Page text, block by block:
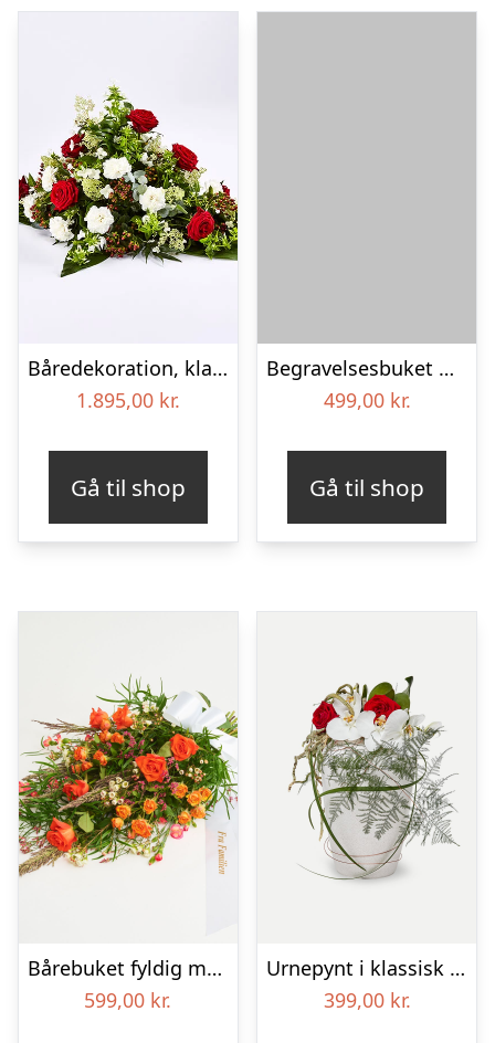
Båredekoration, klassisk – Blomster til begravelse
1.895,00 kr.
Gå til shop
Begravelses­buket med iris
499,00 kr.
Gå til shop
Bårebuket fyldig med bånd
599,00 kr.
Urnepynt i klassisk stil – rød og hvid
399,00 kr.